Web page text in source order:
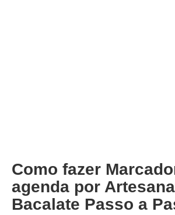
Como fazer
agenda por
Bacalate Passo a